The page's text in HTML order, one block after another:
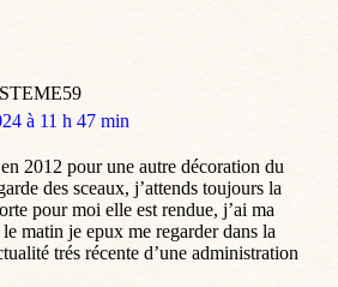
à 11 h 47 min
2012 pour une autre décoration du
des sceaux, j’attends toujours la
pour moi elle est rendue, j’ai ma
matin je epux me regarder dans la
trés récente d’une administration